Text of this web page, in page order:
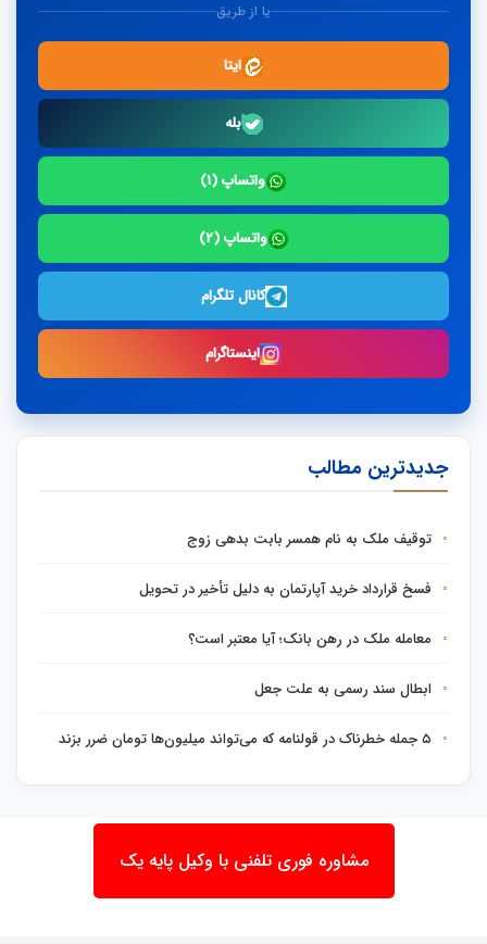
یا از طریق
ایتا
بله
واتساپ (۱)
واتساپ (۲)
کانال تلگرام
اینستاگرام
جدیدترین مطالب
توقیف ملک به نام همسر بابت بدهی زوج
فسخ قرارداد خرید آپارتمان به دلیل تأخیر در تحویل
معامله ملک در رهن بانک؛ آیا معتبر است؟
ابطال سند رسمی به علت جعل
مشاوره فوری تلفنی با وکیل پایه یک